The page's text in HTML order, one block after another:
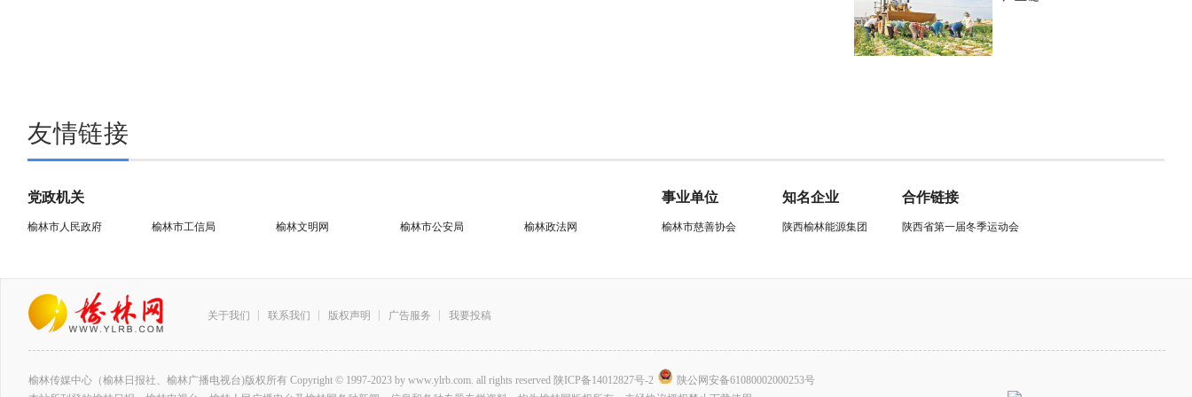
友情链接
党政机关
榆林市人民政府 榆林市工信局 榆林文明网 榆林市公安局 榆林政法网
事业单位
榆林市慈善协会
知名企业
陕西榆林能源集团
合作链接
陕西省第一届冬季运动会
关于我们 联系我们 版权声明 广告服务 我要投稿
榆林传媒中心（榆林日报社、榆林广播电视台)版权所有 Copyright © 1997-2023 by www.ylrb.com. all rights reserved 陕ICP备14012827号-2
陕公网安备61080002000253号